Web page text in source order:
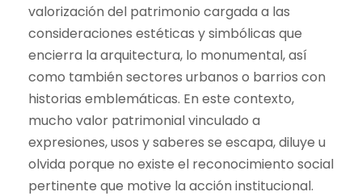
valorización del patrimonio cargada a las
consideraciones estéticas y simbólicas que
encierra la arquitectura, lo monumental, así
como también sectores urbanos o barrios con
historias emblemáticas. En este contexto,
mucho valor patrimonial vinculado a
expresiones, usos y saberes se escapa, diluye u
olvida porque no existe el reconocimiento social
pertinente que motive la acción institucional.